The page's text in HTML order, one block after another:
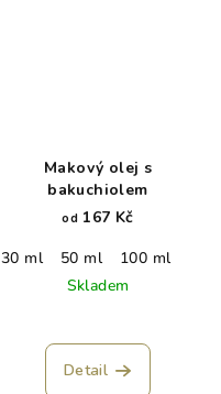
Makový olej s
bakuchiolem
od 167 Kč
30 ml
50 ml
100 ml
Skladem
Detail